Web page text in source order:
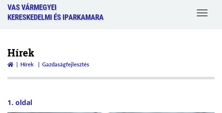
VAS VÁRMEGYEI
KERESKEDELMI ÉS IPARKAMARA
Toggle
Hírek
Hírek Gazdaságfejlesztés
1. oldal